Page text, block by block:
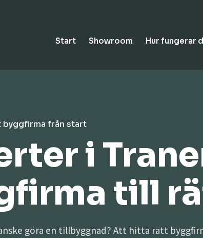
Start Showroom Hur fungerar
byggfirma från start
i
till
göra en tillbyggnad? Att hitta rätt